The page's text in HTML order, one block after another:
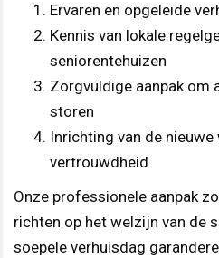
Ervaren en opgeleide
Kennis van lokale
seniorentehuizen
Zorgvuldige aanpak om
storen
Inrichting van de
vertrouwdheid
Onze professionele aanpak
richten op het welzijn van de
soepele verhuisdag